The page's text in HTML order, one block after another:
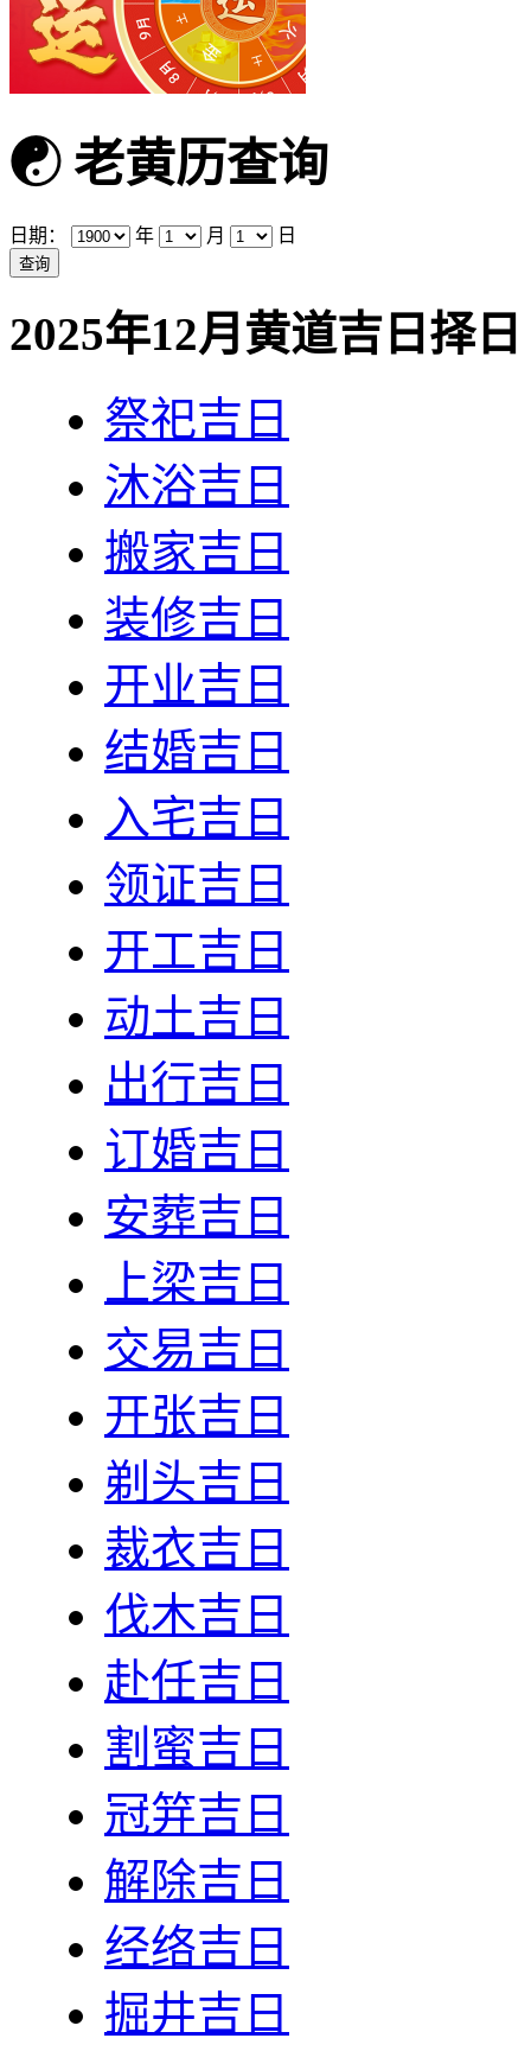
☯老黄历查询
日期： 年 月 日
2025年12月黄道吉日择日
祭祀吉日
沐浴吉日
搬家吉日
装修吉日
开业吉日
结婚吉日
入宅吉日
领证吉日
开工吉日
动土吉日
出行吉日
订婚吉日
安葬吉日
上梁吉日
交易吉日
开张吉日
剃头吉日
裁衣吉日
伐木吉日
赴任吉日
割蜜吉日
冠笄吉日
解除吉日
经络吉日
掘井吉日